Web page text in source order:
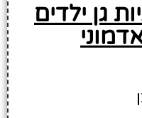
גן ילדים